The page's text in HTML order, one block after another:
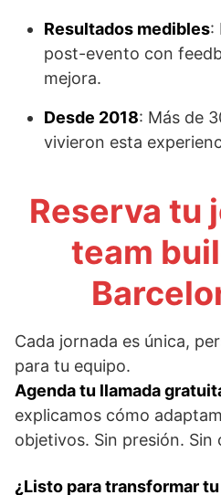
Resultados medibles:
post-evento con
mejora.
Desde 2018: Más de
vivieron esta
Reserva tu
team
Cada jornada es única,
para tu equipo.
Agenda tu llamada
explicamos cómo
objetivos. Sin presión. Sin
¿Listo para transformar